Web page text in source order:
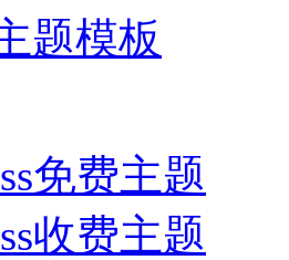
题模板
免费主题
收费主题